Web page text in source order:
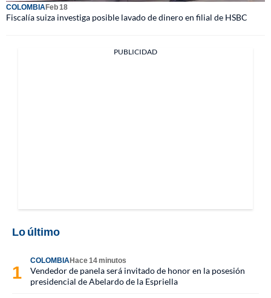
COLOMBIAFeb 18
Fiscalía suiza investiga posible lavado de dinero en filial de HSBC
PUBLICIDAD
Lo último
COLOMBIAHace 14 minutos
Vendedor de panela será invitado de honor en la posesión
presidencial de Abelardo de la Espriella